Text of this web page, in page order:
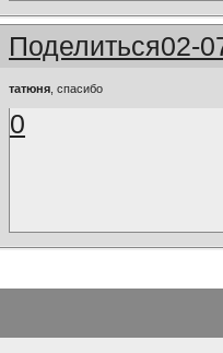
Поделиться02-
татюня , спасибо
0